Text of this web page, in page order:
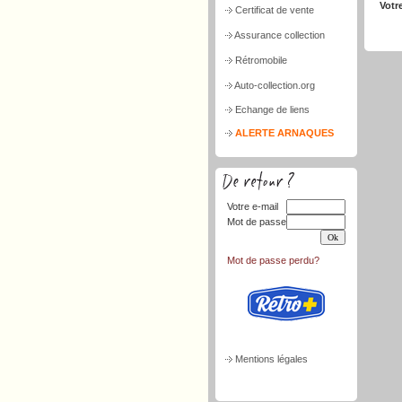
Certificat de vente
Assurance collection
Rétromobile
Auto-collection.org
Echange de liens
ALERTE ARNAQUES
Votre e-mail
Mot de passe
Mot de passe perdu?
Mentions légales